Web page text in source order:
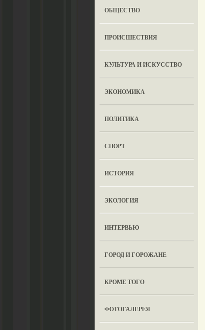
ОБЩЕСТВО
ПРОИСШЕСТВИЯ
КУЛЬТУРА И ИСКУССТВО
ЭКОНОМИКА
ПОЛИТИКА
СПОРТ
ИСТОРИЯ
ЭКОЛОГИЯ
ИНТЕРВЬЮ
ГОРОД И ГОРОЖАНЕ
КРОМЕ ТОГО
ФОТОГАЛЕРЕЯ